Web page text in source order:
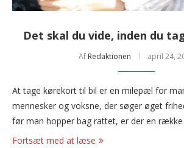
Det skal du vide, inden du
Af Redaktionen april 24,
At tage kørekort til bil er en milepæl for
mennesker og voksne, der søger øget
før man hopper bag rattet, er der en
Fortsæt med at læse